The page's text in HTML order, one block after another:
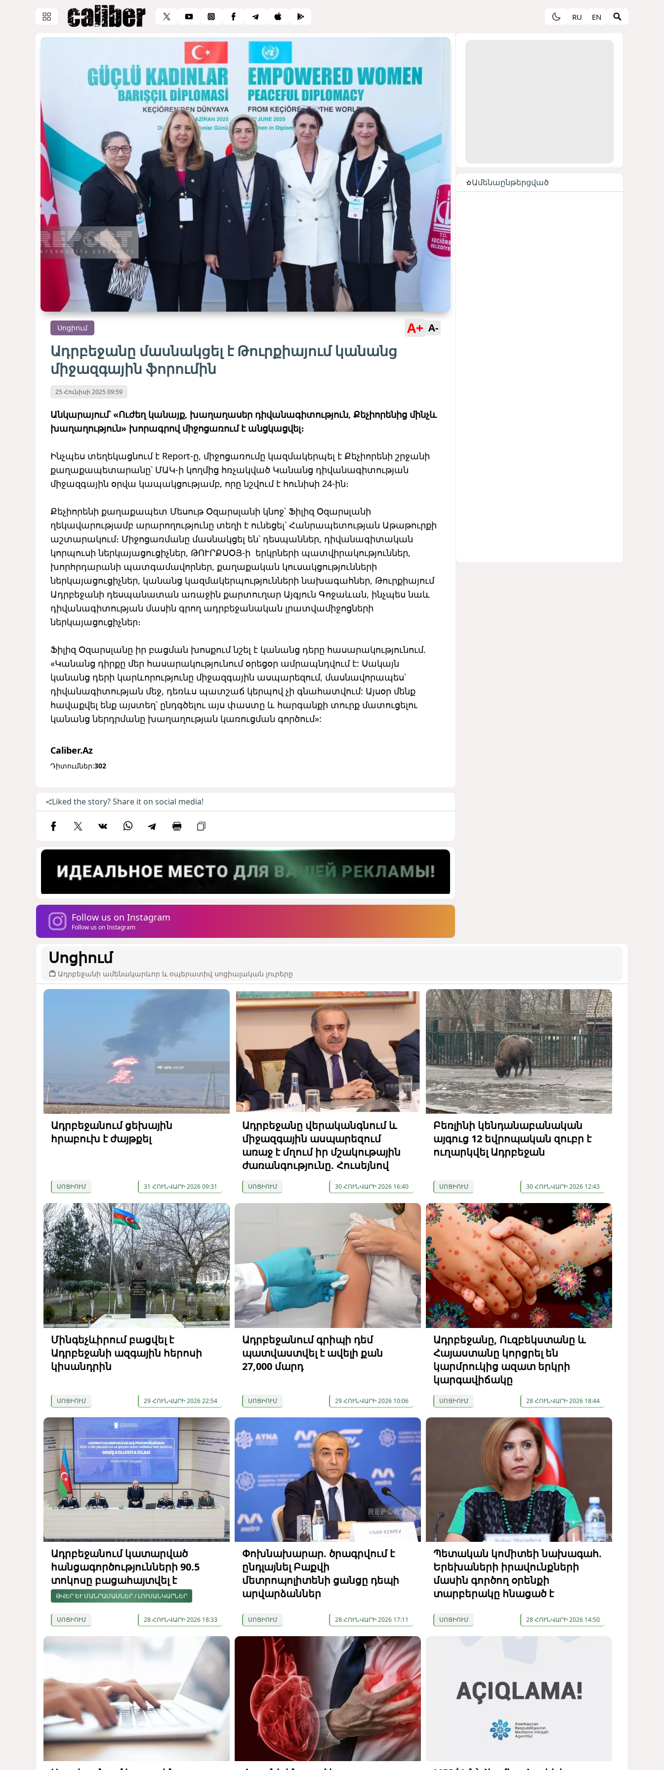
RU EN
Սոցիում A+ A-
Ադրբեջանը մասնակցել է Թուրքիայում կանանց
միջազգային ֆորումին
25 Հունիսի 2025 09:59
Անկարայում՝ «Ուժեղ կանայք, խաղաղասեր դիվանագիտություն, Քեչիորենից մինչև
խաղաղություն» խորագրով միջոցառում է անցկացվել։
Ինչպես տեղեկացնում է Report-ը, միջոցառումը կազմակերպել է Քեչիորենի շրջանի
քաղաքապետարանը՝ ՄԱԿ-ի կողմից հռչակված Կանանց դիվանագիտության
միջազգային օրվա կապակցությամբ, որը նշվում է հունիսի 24-ին։
Քեչիորենի քաղաքապետ Մեսութ Օզարսլանի կնոջ՝ Ֆիլիզ Օզարսլանի
ղեկավարությամբ արարողությունը տեղի է ունեցել՝ Հանրապետության Աթաթուրքի
աշտարակում։ Միջոցառմանը մասնակցել են՝ դեսպաններ, դիվանագիտական ​​
կորպուսի ներկայացուցիչներ, ԹՈՒՐՔՍՕՅ-ի երկրների պատվիրակություններ,
խորհրդարանի պատգամավորներ, քաղաքական կուսակցությունների
ներկայացուցիչներ, կանանց կազմակերպությունների նախագահներ, Թուրքիայում
Ադրբեջանի դեսպանատան առաջին քարտուղար Այգյուն Գոջաևան, ինչպես նաև
դիվանագիտության մասին գրող ադրբեջանական լրատվամիջոցների
ներկայացուցիչներ։
Ֆիլիզ Օզարսլանը իր բացման խոսքում նշել է կանանց դերը հասարակությունում.
«Կանանց դիրքը մեր հասարակությունում օրեցօր ամրապնդվում է: Սակայն
կանանց դերի կարևորությունը միջազգային ասպարեզում, մասնավորապես՝
դիվանագիտության մեջ, դեռևս պատշաճ կերպով չի գնահատվում: Այսօր մենք
հավաքվել ենք այստեղ՝ ընդգծելու այս փաստը և հարգանքի տուրք մատուցելու
կանանց ներդրմանը խաղաղության կառուցման գործում»:
Caliber.Az
Դիտումներ:302
Liked the story? Share it on social media!
Follow us on Instagram
Follow us on Instagram
Ամենաընթերցված
Սոցիում
Ադրբեջանի ամենակարևոր և օպերատիվ սոցիալական լուրերը
Ադրբեջանում ցեխային
հրաբուխ է ժայթքել
ՍՈՑԻՈՒՄ 31 ՀՈՒՆՎԱՐԻ 2026 09:31
Ադրբեջանը վերականգնում և
միջազգային ասպարեզում
առաջ է մղում իր մշակութային
ժառանգությունը. Հուսեյնով
ՍՈՑԻՈՒՄ 30 ՀՈՒՆՎԱՐԻ 2026 16:40
Բեռլինի կենդանաբանական
այգուց 12 եվրոպական զուբր է
ուղարկվել Ադրբեջան
ՍՈՑԻՈՒՄ 30 ՀՈՒՆՎԱՐԻ 2026 12:43
Մինգեչևիրում բացվել է
Ադրբեջանի ազգային հերոսի
կիսանդրին
ՍՈՑԻՈՒՄ 29 ՀՈՒՆՎԱՐԻ 2026 22:54
Ադրբեջանում գրիպի դեմ
պատվաստվել է ավելի քան
27,000 մարդ
ՍՈՑԻՈՒՄ 29 ՀՈՒՆՎԱՐԻ 2026 10:06
Ադրբեջանը, Ուզբեկստանը և
Հայաստանը կորցրել են
կարմրուկից ազատ երկրի
կարգավիճակը
ՍՈՑԻՈՒՄ 28 ՀՈՒՆՎԱՐԻ 2026 18:44
Ադրբեջանում կատարված
հանցագործությունների 90.5
տոկոսը բացահայտվել է
ԹՎԵՐ ԵՒ ՄԱՆՐԱՄԱՍՆԵՐ / ԼՈՒՍԱՆԿԱՐՆԵՐ
ՍՈՑԻՈՒՄ 28 ՀՈՒՆՎԱՐԻ 2026 18:33
Փոխնախարար. ծրագրվում է
ընդլայնել Բաքվի
մետրոպոլիտենի ցանցը դեպի
արվարձաններ
ՍՈՑԻՈՒՄ 28 ՀՈՒՆՎԱՐԻ 2026 17:11
Պետական ​​կոմիտեի նախագահ.
Երեխաների իրավունքների
մասին գործող օրենքի
տարբերակը հնացած է
ՍՈՑԻՈՒՄ 28 ՀՈՒՆՎԱՐԻ 2026 14:50